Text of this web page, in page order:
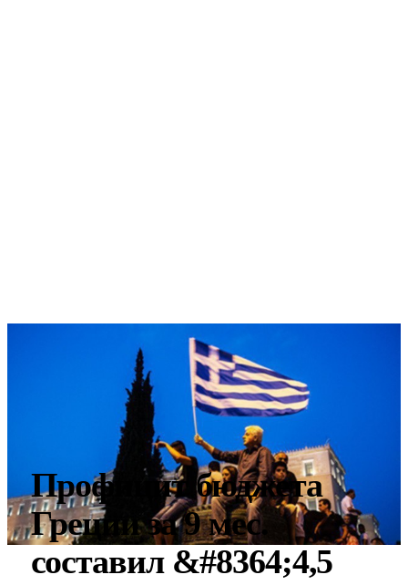
Профицит бюджета
Греции за 9 мес.
составил &#8364;4,5